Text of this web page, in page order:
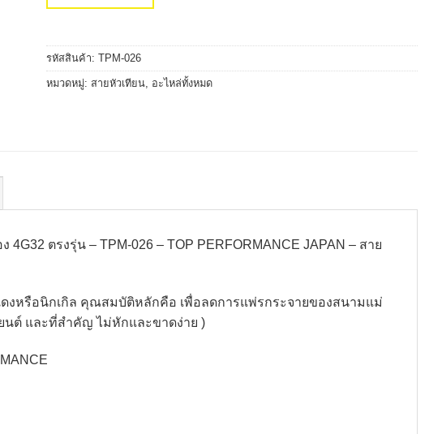
รหัสสินค้า: TPM-026
หมวดหมู่: สายหัวเทียน, อะไหล่ทั้งหมด
4G32 ตรงรุ่น – TPM-026 – TOP PERFORMANCE JAPAN – สาย
งหรือนิกเกิล คุณสมบัติหลักคือ เพื่อลดการแพ่รกระจายของสนามแม่
นต์ และที่สำคัญ ไม่หักและขาดง่าย )